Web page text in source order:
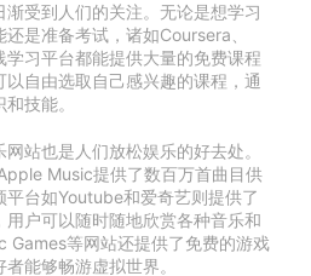
受到人们的关注。无论是想学习
是准备考试，诸如Coursera、
习平台都能提供大量的免费课程
自由选取自己感兴趣的课程，通
技能。
站也是人们放松娱乐的好去处。
Music提供了数百万首曲目供
平台如Youtube和爱奇艺则提供了
户可以随时随地欣赏各种音乐和
Games等网站还提供了免费的游戏
能够畅游虚拟世界。